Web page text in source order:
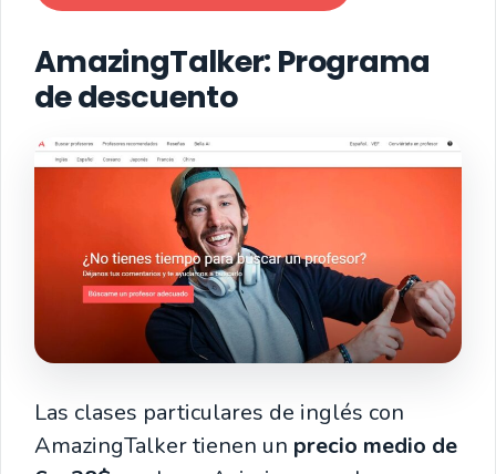
AmazingTalker: Programa
de descuento
Las clases particulares de inglés con
AmazingTalker tienen un precio medio de